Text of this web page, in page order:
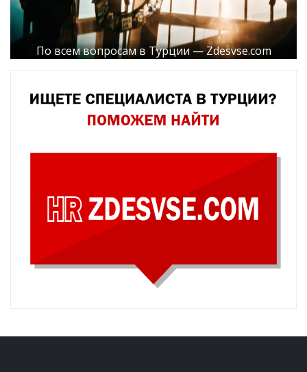
По всем вопросам в Турции — Zdesvse.com